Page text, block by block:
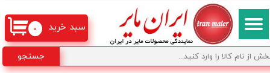
جستجو
۰ سبد خرید